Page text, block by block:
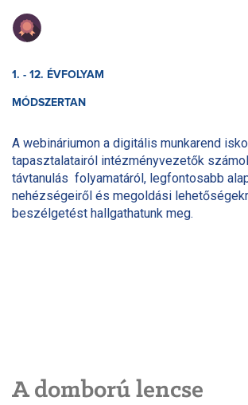
1. - 12. ÉVFOLYAM
MÓDSZERTAN
A webináriumon a digitális munkarend
tapasztalatairól intézményvezetők
távtanulás folyamatáról, legfontosabb
nehézségeiről és megoldási
beszélgetést hallgathatunk meg.
A domború lencse